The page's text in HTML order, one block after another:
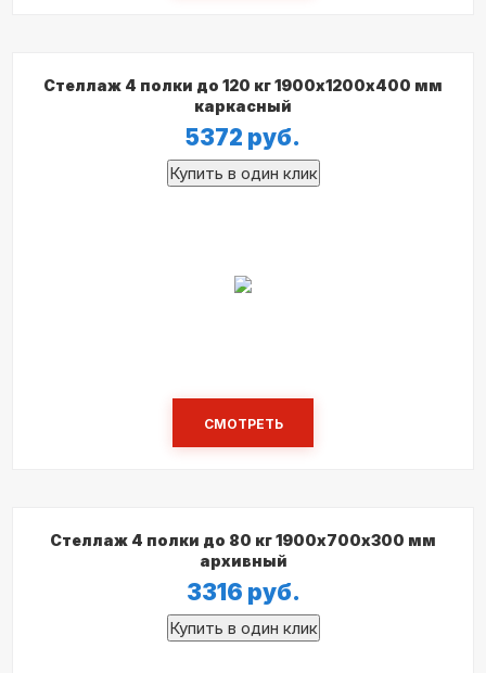
Стеллаж 4 полки до 120 кг 1900х1200х400 мм
каркасный
5372 руб.
СМОТРЕТЬ
Стеллаж 4 полки до 80 кг 1900х700х300 мм
архивный
3316 руб.